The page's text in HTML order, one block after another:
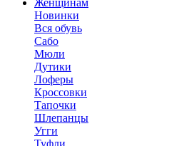
Женщинам
Новинки
Вся обувь
Сабо
Мюли
Дутики
Лоферы
Кроссовки
Тапочки
Шлепанцы
Угги
Туфли